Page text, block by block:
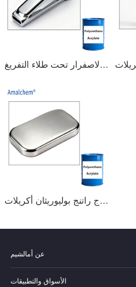
أكريلات أوليغومر يقاوم الاصفرار تحت طلاء التفريغ
الأشعة فوق البنفسجية الشفافة القابلة للعلاج راتنج بوليوريثان أكريلات Oligomer for Vacuum Plating Primer
عن أمالشيم
الأسواق والتطبيقات